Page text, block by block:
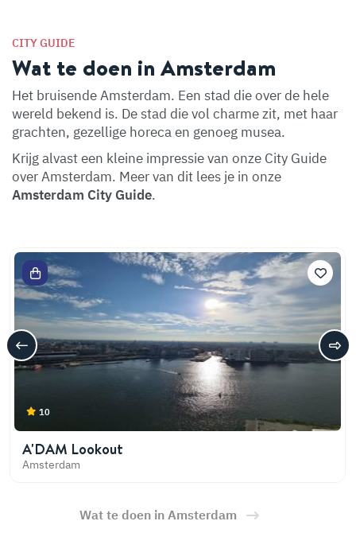
CITY GUIDE
Wat te doen in Amsterdam
Het bruisende Amsterdam. Een stad die over de hele
wereld bekend is. De stad die vol charme zit, met haar
grachten, gezellige horeca en genoeg musea.
Krijg alvast een kleine impressie van onze City Guide
over Amsterdam. Meer van dit lees je in onze
Amsterdam City Guide.
10
A'DAM Lookout
Amsterdam
Wat te doen in Amsterdam